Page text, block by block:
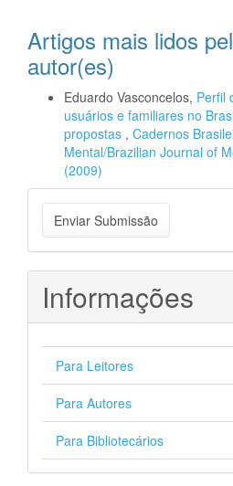
Artigos mais lidos
autor(es)
Eduardo Vasconcelos, Perfil
usuários e familiares no
propostas , Cadernos
Mental/Brazilian Journal of
(2009)
Enviar
Submissão
Enviar Submissão
Informações
Para Leitores
Para Autores
Para Bibliotecários